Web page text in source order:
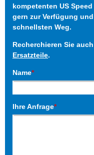
kompetenten US
gern zur Verfügung
schnellsten Weg.
Recherchieren Sie
Ersatzteile.
Name*
Ihre Anfrage*